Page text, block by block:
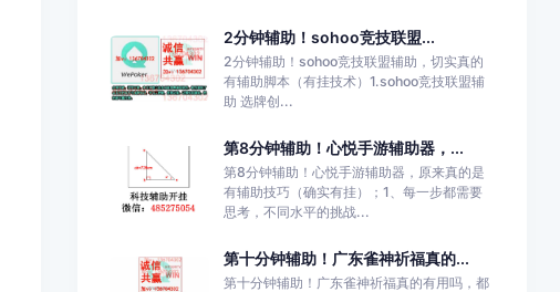
2分钟辅助！sohoo竞技联盟...
2分钟辅助！sohoo竞技联盟辅助，切实真的
有辅助脚本（有挂技术）1.sohoo竞技联盟辅
助 选牌创...
第8分钟辅助！心悦手游辅助器，...
第8分钟辅助！心悦手游辅助器，原来真的是
有辅助技巧（确实有挂）；1、每一步都需要
思考，不同水平的挑战...
第十分钟辅助！广东雀神祈福真的...
第十分钟辅助！广东雀神祈福真的有用吗，都